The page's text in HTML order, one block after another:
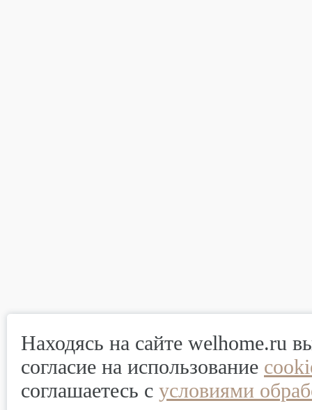
Находясь на сайте welhome.ru
согласие на использование
соглашаетесь с условиями